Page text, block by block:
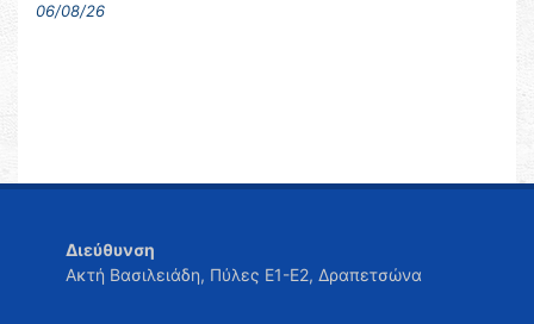
06/08/26
Διεύθυνση
Ακτή Βασιλειάδη, Πύλες Ε1-Ε2, Δραπετσώνα